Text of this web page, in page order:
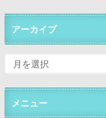
アーカイブ
メニュー